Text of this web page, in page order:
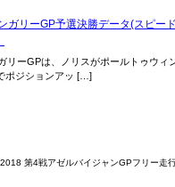
ガリーGP予選決勝データ(スピー
リーGPは、ノリスがポールトゥウィ
ポジションアッ […]
第4戦アゼルバイジャンGPフリー走